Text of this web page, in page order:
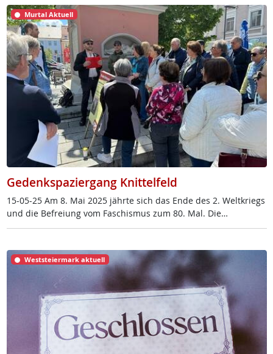
Murtal Aktuell
Gedenkspaziergang Knittelfeld
15-05-25 Am 8. Mai 2025 jähr­te sich das En­de des 2. Welt­kriegs
und die Be­f­rei­ung vom Fa­schis­mus zum 80. Mal. Die…
Weststeiermark aktuell